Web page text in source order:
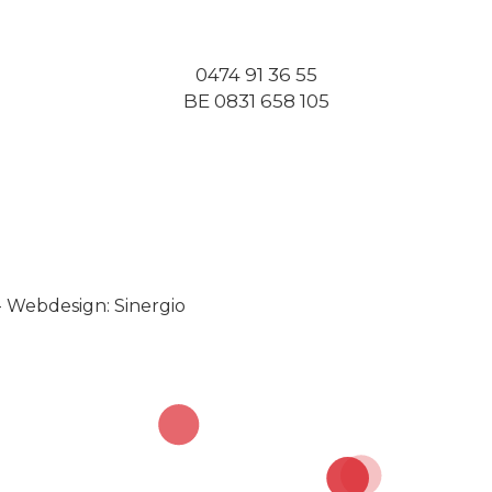
0474 91 36 55
BE 0831 658 105
Webdesign: Sinergio